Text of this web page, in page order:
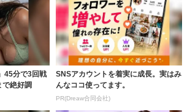
45分で3回戦
で絶好調
SNSアカウントを着実に成長。実はみ
んなココ使ってます。
PR(Dreaw合同会社)